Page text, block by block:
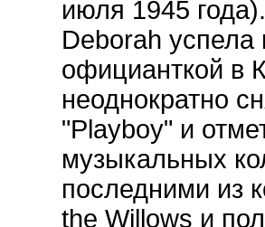
июля 1945
Deborah успела
официанткой в
неоднократно
"Playboy" и
музыкальных
последними из
the Willows и